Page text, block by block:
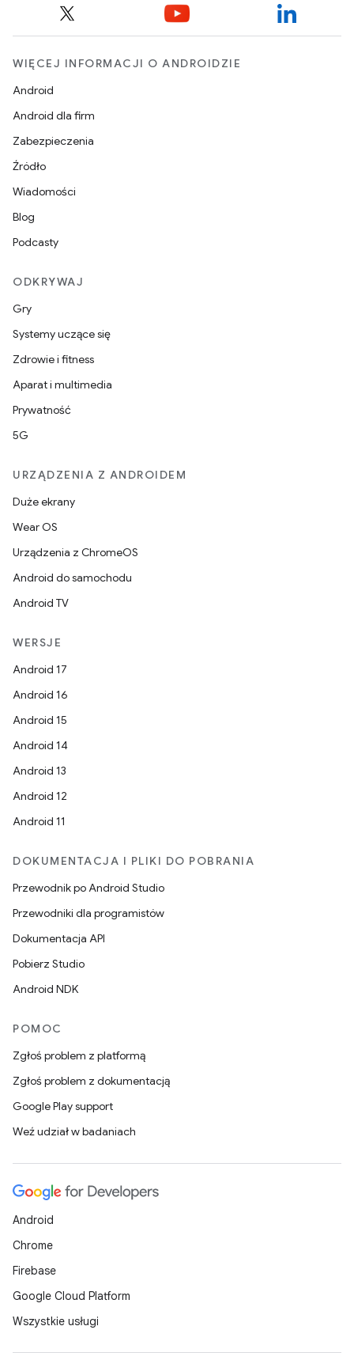
WIĘCEJ INFORMACJI O ANDROIDZIE
Android
Android dla firm
Zabezpieczenia
Źródło
Wiadomości
Blog
Podcasty
ODKRYWAJ
Gry
Systemy uczące się
Zdrowie i fitness
Aparat i multimedia
Prywatność
5G
URZĄDZENIA Z ANDROIDEM
Duże ekrany
Wear OS
Urządzenia z ChromeOS
Android do samochodu
Android TV
WERSJE
Android 17
Android 16
Android 15
Android 14
Android 13
Android 12
Android 11
DOKUMENTACJA I PLIKI DO POBRANIA
Przewodnik po Android Studio
Przewodniki dla programistów
Dokumentacja API
Pobierz Studio
Android NDK
POMOC
Zgłoś problem z platformą
Zgłoś problem z dokumentacją
Google Play support
Weź udział w badaniach
Android
Chrome
Firebase
Google Cloud Platform
Wszystkie usługi